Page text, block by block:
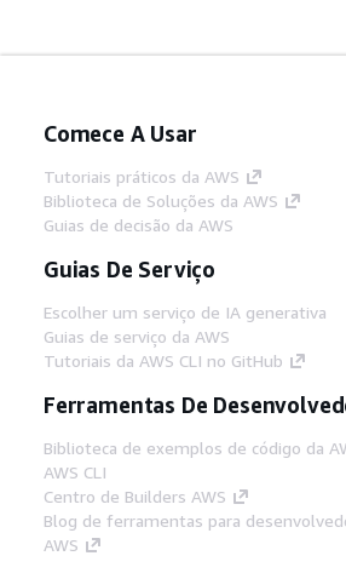
Comece A Usar
Tutoriais práticos da AWS
Biblioteca de Soluções da AWS
Guias de decisão da AWS
Guias De Serviço
Escolher um serviço de IA generativa
Guias de serviço da AWS
Tutoriais da AWS CLI no GitHub
Ferramentas De
Biblioteca de exemplos de código da
AWS CLI
Centro de Builders AWS
Blog de ferramentas para
AWS